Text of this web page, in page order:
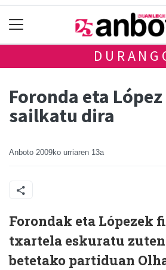
Foronda eta
sailkatu dira
Anboto 2009ko urriaren 13a
Forondak eta Lópezek
txartela eskuratu
betetako partiduan